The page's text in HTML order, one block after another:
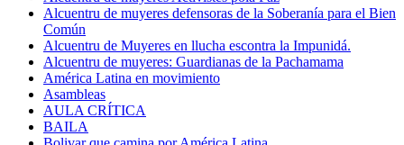
Alcuentru de muyeres defensoras de la Soberanía para el Bien
Común
Alcuentru de Muyeres en llucha escontra la Impunidá.
Alcuentru de muyeres: Guardianas de la Pachamama
América Latina en movimiento
Asambleas
AULA CRÍTICA
BAILA